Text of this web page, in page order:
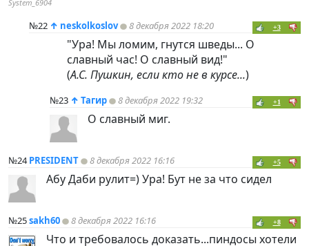
System_6904
№22 ↑ neskolkoslov 8 декабря 2022 18:20 +3
"Ура! Мы ломим, гнутся шведы... О
славный час! О славный вид!"
(А.С. Пушкин, если кто не в курсе...)
№23 ↑ Тагир 8 декабря 2022 19:32 +1
О славный миг.
№24PRESIDENT 8 декабря 2022 16:16 +5
Абу Даби рулит=) Ура! Бут не за что сидел
№25sakh60 8 декабря 2022 16:16 +8
Что и требовалось доказать...пиндocы хотели